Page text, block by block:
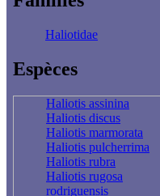
Haliotidae
Espèces
Haliotis assinina
Haliotis discus
Haliotis marmorata
Haliotis pulcherrima
Haliotis rubra
Haliotis rugosa
rodriguensis